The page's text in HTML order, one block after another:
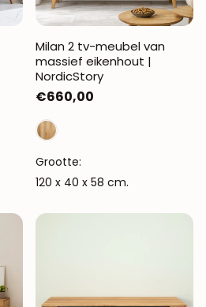
Milan 2 tv-meubel van
massief eikenhout |
NordicStory
Normale
prijs
€660,00
Grootte:
120 x 40 x 58 cm.